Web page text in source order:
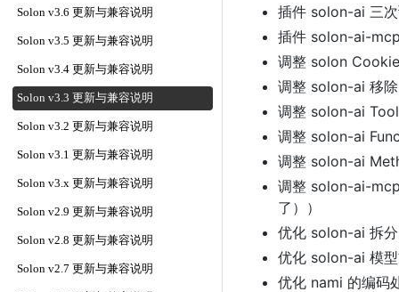
Solon v3.6 更新与兼容说明
Solon v3.5 更新与兼容说明
Solon v3.4 更新与兼容说明
Solon v3.3 更新与兼容说明
Solon v3.2 更新与兼容说明
Solon v3.1 更新与兼容说明
Solon v3.x 更新与兼容说明
Solon v2.9 更新与兼容说明
Solon v2.8 更新与兼容说明
Solon v2.7 更新与兼容说明
插件 solon-ai 三
插件 solon-ai-
调整 solon
调整 solon-ai 移
调整 solon-ai
调整 solon-ai
调整 solon-ai
调整 solon-ai-
了））
优化 solon-ai 拆
优化 solon-ai 模
优化 nami 的编码